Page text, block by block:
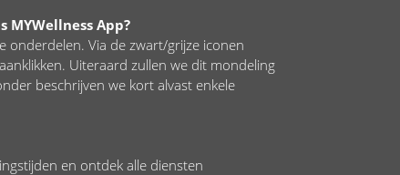
MYWellness App?
onderdelen. Via de zwart/grijze iconen
Uiteraard zullen we dit mondeling
beschrijven we kort alvast enkele
en ontdek alle diensten